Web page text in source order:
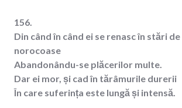
156.
Din când în când ei se renasc în stări
norocoase
Abandonându-se plăcerilor multe.
Dar ei mor, și cad în tărâmurile durerii
În care suferința este lungă și intensă.